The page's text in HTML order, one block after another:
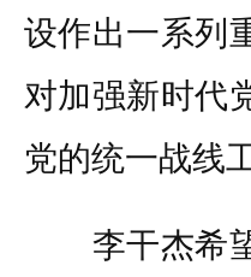
设作出一系列
对加强新时代
党的统一战线
李干杰希望